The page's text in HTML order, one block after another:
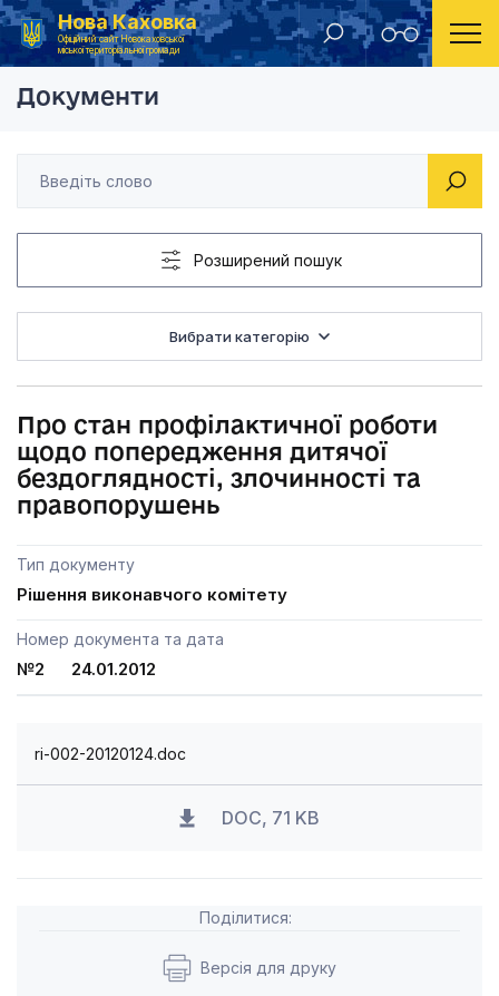
Нова Каховка
Офіційний сайт Новокаховської
міської територіальної громади
Головна Рішення виконавчого комітету Новокаховської міської ради 2012 року Про стан
Документи
Розширений пошук
Вибрати категорію
Про стан профілактичної роботи
щодо попередження дитячої
бездоглядності, злочинності та
правопорушень
Тип документу
Рішення виконавчого комітету
Номер документа та дата
№2 24.01.2012
ri-002-20120124.doc
DOC, 71 KB
Поділитися:
Версія для друку